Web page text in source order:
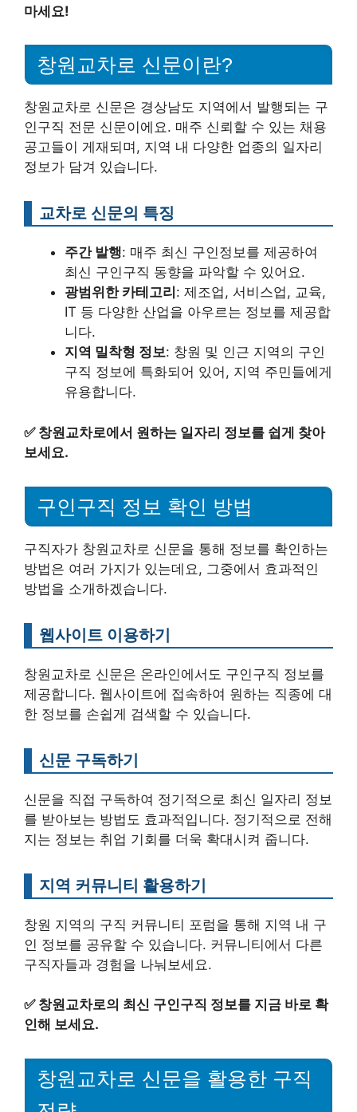
마세요!
창원교차로 신문이란?
창원교차로 신문은 경상남도 지역에서 발행되는 구
인구직 전문 신문이에요. 매주 신뢰할 수 있는 채용
공고들이 게재되며, 지역 내 다양한 업종의 일자리
정보가 담겨 있습니다.
교차로 신문의 특징
주간 발행: 매주 최신 구인정보를 제공하여
최신 구인구직 동향을 파악할 수 있어요.
광범위한 카테고리 : 제조업, 서비스업, 교육,
IT 등 다양한 산업을 아우르는 정보를 제공합
니다.
지역 밀착형 정보: 창원 및 인근 지역의 구인
구직 정보에 특화되어 있어, 지역 주민들에게
유용합니다.
✅ 창원교차로에서 원하는 일자리 정보를 쉽게 찾아
보세요.
구인구직 정보 확인 방법
구직자가 창원교차로 신문을 통해 정보를 확인하는
방법은 여러 가지가 있는데요, 그중에서 효과적인
방법을 소개하겠습니다.
웹사이트 이용하기
창원교차로 신문은 온라인에서도 구인구직 정보를
제공합니다. 웹사이트에 접속하여 원하는 직종에 대
한 정보를 손쉽게 검색할 수 있습니다.
신문 구독하기
신문을 직접 구독하여 정기적으로 최신 일자리 정보
를 받아보는 방법도 효과적입니다. 정기적으로 전해
지는 정보는 취업 기회를 더욱 확대시켜 줍니다.
지역 커뮤니티 활용하기
창원 지역의 구직 커뮤니티 포럼을 통해 지역 내 구
인 정보를 공유할 수 있습니다. 커뮤니티에서 다른
구직자들과 경험을 나눠보세요.
✅ 창원교차로의 최신 구인구직 정보를 지금 바로 확
인해 보세요.
창원교차로 신문을 활용한 구직